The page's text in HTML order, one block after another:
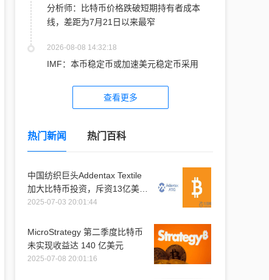
分析师：比特币价格跌破短期持有者成本
线，差距为7月21日以来最窄
2026-08-08 14:32:18
IMF：本币稳定币或加速美元稳定币采用
查看更多
热门新闻 热门百科
中国纺织巨头Addentax Textile
加大比特币投资，斥资13亿美元
购入1.2万枚比特币
2025-07-03 20:01:44
MicroStrategy 第二季度比特币
未实现收益达 140 亿美元
2025-07-08 20:01:16